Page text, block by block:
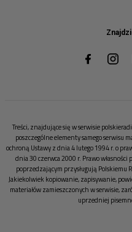
Treści, znajdujące się w serwisie
poszczególne elementy samego serwisu
ochroną Ustawy z dnia 4 lutego 1994 r. o
dnia 30 czerwca 2000 r. Prawo
poprzedzającym przysługują
Jakiekolwiek kopiowanie, zapisywanie,
materiałów zamieszczonych w serwisie,
uprzedniej